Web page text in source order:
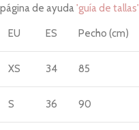
página de ayuda'guía de tallas'
EU ES Pecho (cm)
XS 34 85
S 36 90